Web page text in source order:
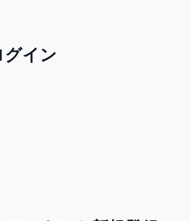
グイン